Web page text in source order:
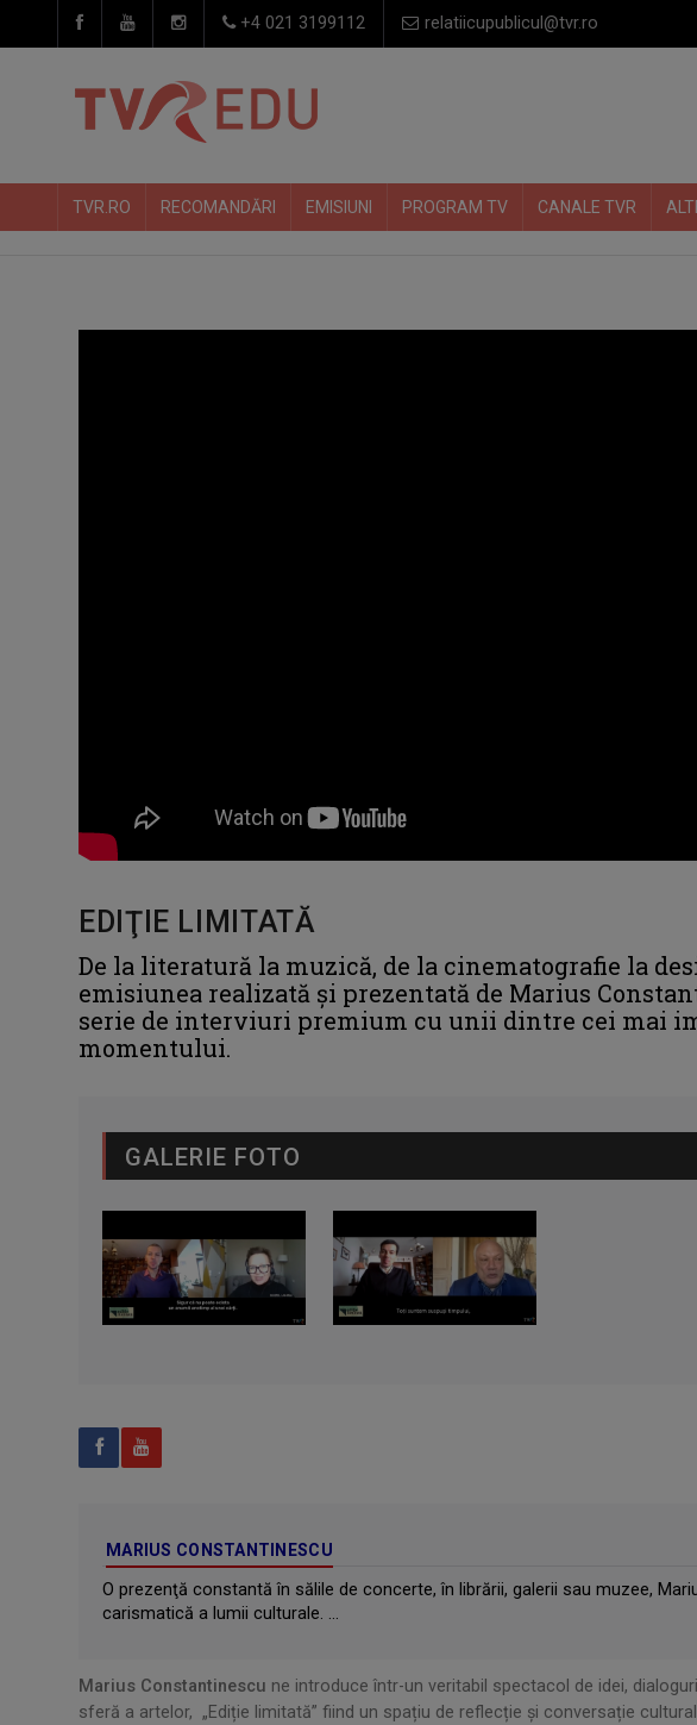
+4 021 3199112 relatiicupublicul@tvr.ro
TVR.RO RECOMANDĂRI EMISIUNI PROGRAM TV CANALE TVR
EDIŢIE LIMITATĂ
De la literatură la muzică, de la cinematografie la
emisiunea realizată şi prezentată de Marius
serie de interviuri premium cu unii dintre cei mai
momentului.
GALERIE FOTO
MARIUS CONSTANTINESCU
O prezenţă constantă în sălile de concerte, în librării, galerii sau muzee,
carismatică a lumii culturale. ...
Marius Constantinescu ne introduce într-un veritabil spectacol de idei,
sferă a artelor, „Ediție limitată” fiind un spațiu de reflecție și conversație